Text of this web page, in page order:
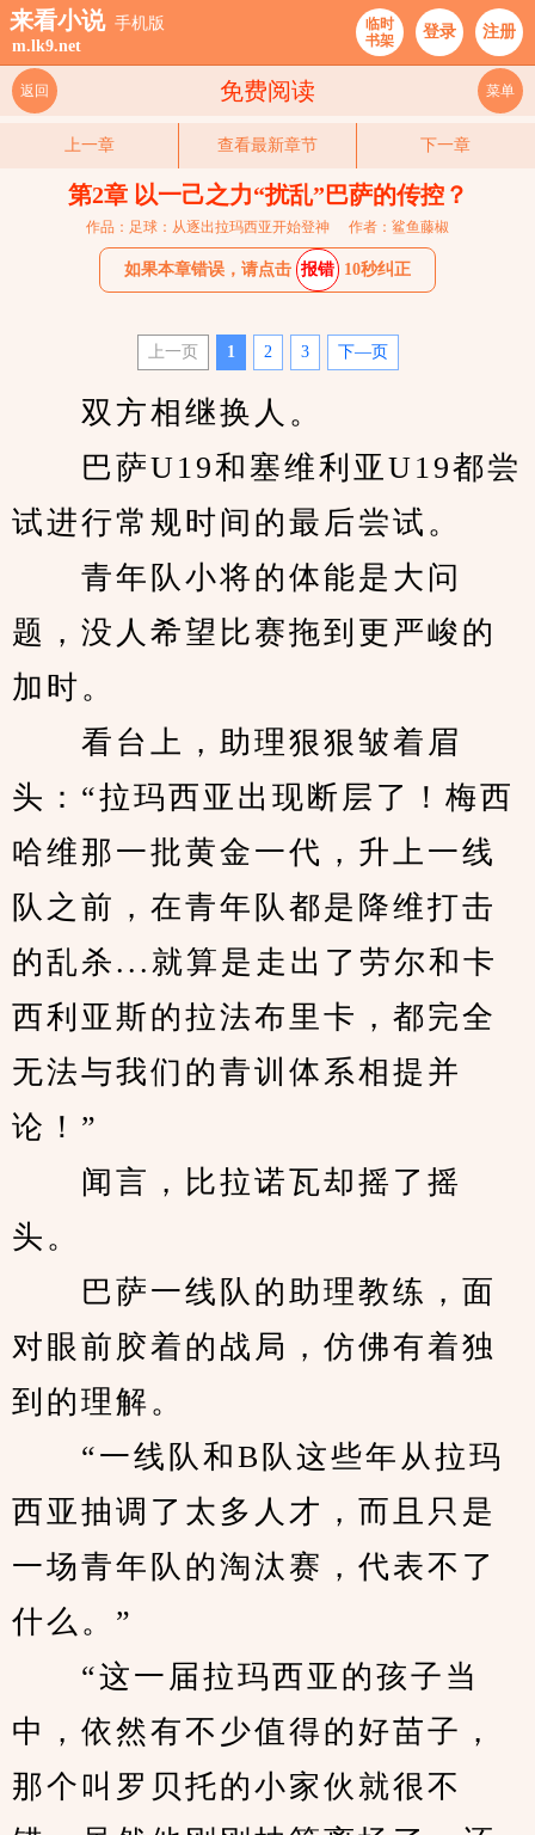
来看小说 手机版
m.lk9.net
临时
书架
登录 注册
免费阅读
返回 菜单
上一章 查看最新章节 下一章
第2章 以一己之力“扰乱”巴萨的传控？
作品：足球：从逐出拉玛西亚开始登神 作者：鲨鱼藤椒
如果本章错误，请点击 报错 10秒纠正
上一页 1 2 3 下—页
双方相继换人。
巴萨U19和塞维利亚U19都尝
试进行常规时间的最后尝试。
青年队小将的体能是大问
题，没人希望比赛拖到更严峻的
加时。
看台上，助理狠狠皱着眉
头：“拉玛西亚出现断层了！梅西
哈维那一批黄金一代，升上一线
队之前，在青年队都是降维打击
的乱杀...就算是走出了劳尔和卡
西利亚斯的拉法布里卡，都完全
无法与我们的青训体系相提并
论！”
闻言，比拉诺瓦却摇了摇
头。
巴萨一线队的助理教练，面
对眼前胶着的战局，仿佛有着独
到的理解。
“一线队和B队这些年从拉玛
西亚抽调了太多人才，而且只是
一场青年队的淘汰赛，代表不了
什么。”
“这一届拉玛西亚的孩子当
中，依然有不少值得的好苗子，
那个叫罗贝托的小家伙就很不